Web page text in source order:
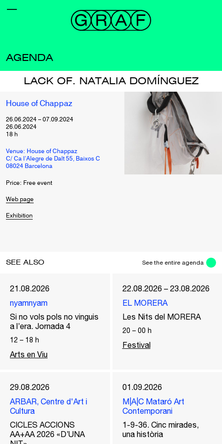
AGENDA
LACK OF. NATALIA DOMÍNGUEZ
House of Chappaz
26.06.2024 – 07.09.2024
26.06.2024
18 h
Venue: House of Chappaz
C/ Ca l’Alegre de Dalt 55, Baixos C
08024 Barcelona
Price: Free event
Web page
Exhibition
SEE ALSO See the entire agenda
21.08.2026
nyamnyam
Si no vols pols no vinguis
a l’era. Jornada 4
12 – 18 h
Arts en Viu
22.08.2026 – 23.08.2026
EL MORERA
Les Nits del MORERA
20 – 00 h
Festival
29.08.2026
ARBAR, Centre d'Art i
Cultura
CICLES ACCIONS
AA+AA 2026 «D’UNA
01.09.2026
M|A|C Mataró Art
Contemporani
1-9-36. Cinc mirades,
una història